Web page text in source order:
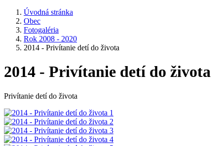
Úvodná stránka
Obec
Fotogaléria
Rok 2008 - 2020
2014 - Privítanie detí do života
2014 - Privítanie detí do života
Privítanie detí do života